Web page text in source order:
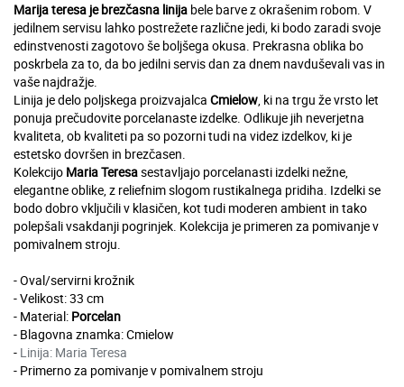
Marija teresa je brezčasna linija bele barve z okrašenim robom. V
jedilnem servisu lahko postrežete različne jedi, ki bodo zaradi svoje
edinstvenosti zagotovo še boljšega okusa. Prekrasna oblika bo
poskrbela za to, da bo jedilni servis dan za dnem navduševali vas in
vaše najdražje.
Linija je delo poljskega proizvajalca Cmielow, ki na trgu že vrsto let
ponuja prečudovite porcelanaste izdelke. Odlikuje jih neverjetna
kvaliteta, ob kvaliteti pa so pozorni tudi na videz izdelkov, ki je
estetsko dovršen in brezčasen.
Kolekcijo Maria Teresasestavljajo porcelanasti izdelki nežne,
elegantne oblike, z reliefnim slogom rustikalnega pridiha. Izdelki se
bodo dobro vključili v klasičen, kot tudi moderen ambient in tako
polepšali vsakdanji pogrinjek. Kolekcija je primeren za pomivanje v
pomivalnem stroju.
- Oval/servirni krožnik
- Velikost: 33 cm
- Material: Porcelan
- Blagovna znamka: Cmielow
- Linija: Maria Teresa
- Primerno za pomivanje v pomivalnem stroju